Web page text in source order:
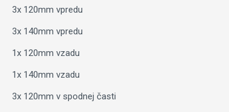
3x 120mm vpredu
3x 140mm vpredu
1x 120mm vzadu
1x 140mm vzadu
3x 120mm v spodnej časti